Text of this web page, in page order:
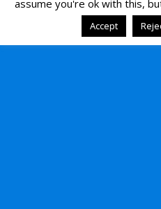
assume you're ok with this,
Accept